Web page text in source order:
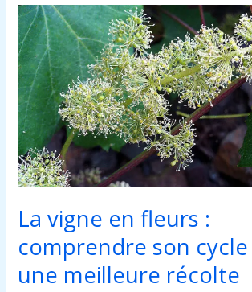
La vigne en fleurs :
comprendre son
une meilleure récolte
La
vigne
en
fleurs
:
comprendre
son
cycle
pour
une
récolte